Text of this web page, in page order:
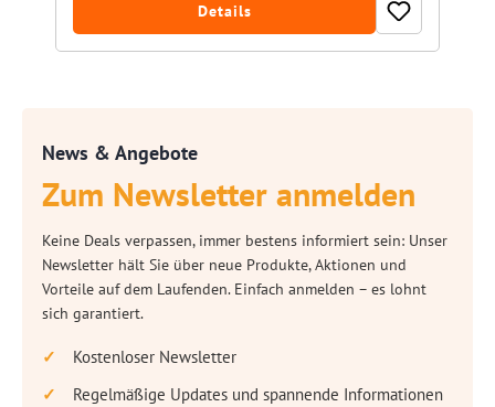
Details
News & Angebote
Zum Newsletter anmelden
Keine Deals verpassen, immer bestens informiert sein: Unser
Newsletter hält Sie über neue Produkte, Aktionen und
Vorteile auf dem Laufenden. Einfach anmelden – es lohnt
sich garantiert.
Kostenloser Newsletter
Regelmäßige Updates und spannende Informationen